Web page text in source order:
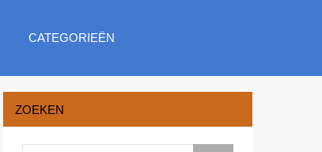
CATEGORIEËN
ZOEKEN